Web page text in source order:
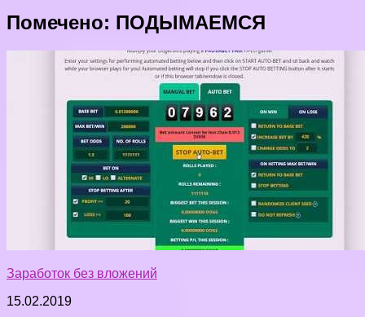
Помечено: ПОДЫМАЕМСЯ
Заработок без вложений
15.02.2019